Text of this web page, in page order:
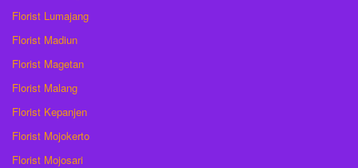
Florist Lumajang
Florist Madiun
Florist Magetan
Florist Malang
Florist Kepanjen
Florist Mojokerto
Florist Mojosari